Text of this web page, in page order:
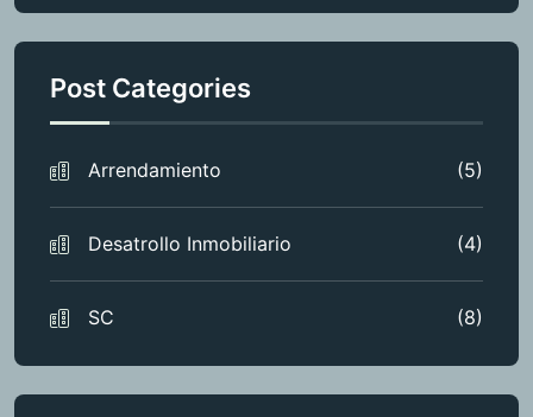
Post Categories
Arrendamiento (5)
Desatrollo Inmobiliario (4)
SC (8)